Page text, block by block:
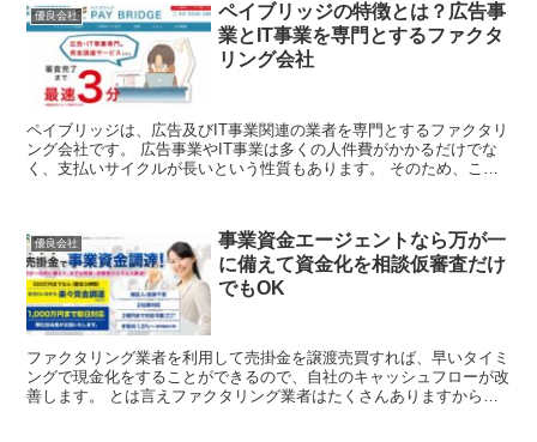
優良会社
ペイブリッジの特徴とは？広告事
業とIT事業を専門とするファクタ
リング会社
ペイブリッジは、広告及びIT事業関連の業者を専門とするファクタリ
ング会社です。 広告事業やIT事業は多くの人件費がかかるだけでな
く、支払いサイクルが長いという性質もあります。 そのため、これ
優良会社
事業資金エージェントなら万が一
に備えて資金化を相談仮審査だけ
でもOK
ファクタリング業者を利用して売掛金を譲渡売買すれば、早いタイミ
ングで現金化をすることができるので、自社のキャッシュフローが改
善します。 とは言えファクタリング業者はたくさんありますから、